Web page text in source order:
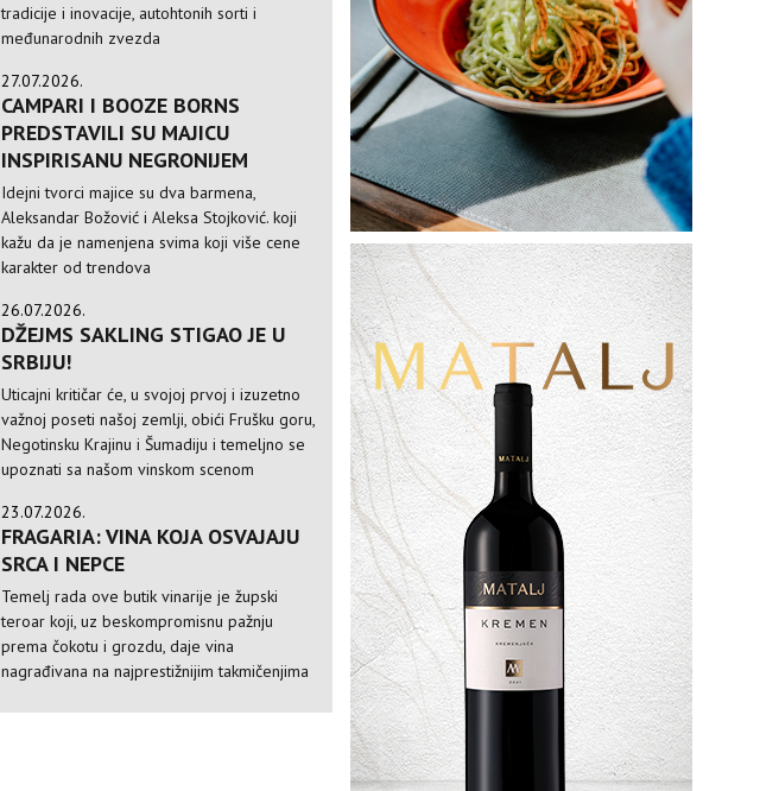
tradicije i inovacije, autohtonih sorti i
međunarodnih zvezda
27.07.2026.
CAMPARI I BOOZE BORNS
PREDSTAVILI SU MAJICU
INSPIRISANU NEGRONIJEM
Idejni tvorci majice su dva barmena,
Aleksandar Božović i Aleksa Stojković. koji
kažu da je namenjena svima koji više cene
karakter od trendova
26.07.2026.
DŽEJMS SAKLING STIGAO JE U
SRBIJU!
Uticajni kritičar će, u svojoj prvoj i izuzetno
važnoj poseti našoj zemlji, obići Frušku goru,
Negotinsku Krajinu i Šumadiju i temeljno se
upoznati sa našom vinskom scenom
23.07.2026.
FRAGARIA: VINA KOJA OSVAJAJU
SRCA I NEPCE
Temelj rada ove butik vinarije je župski
teroar koji, uz beskompromisnu pažnju
prema čokotu i grozdu, daje vina
nagrađivana na najprestižnijim takmičenjima